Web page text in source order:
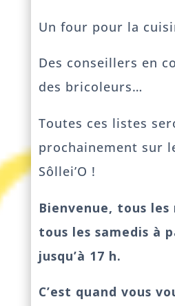
Un four pour la
Des conseillers en
des bricoleurs…
Toutes ces listes
prochainement sur
Sôllei’O !
Bienvenue, tous
tous les samedis à
jusqu’à 17 h.
C’est quand vous